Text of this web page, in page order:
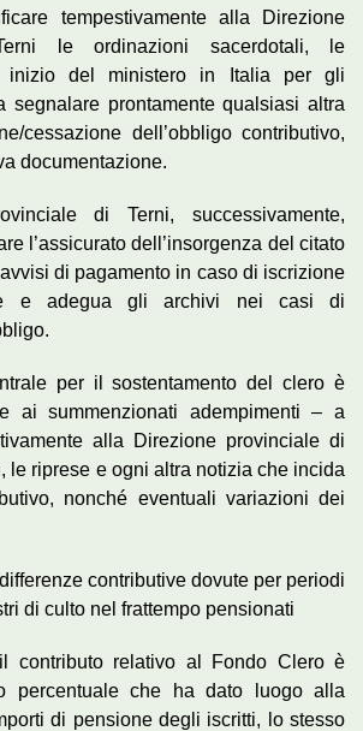
tempestivamente alla Direzione
le ordinazioni sacerdotali, le
inizio del ministero in Italia per gli
segnalare prontamente qualsiasi altra
cessazione dell’obbligo contributivo,
documentazione.
di Terni, successivamente,
l’assicurato dell’insorgenza del citato
di pagamento in caso di iscrizione
e adegua gli archivi nei casi di
per il sostentamento del clero è
ai summenzionati adempimenti – a
alla Direzione provinciale di
le riprese e ogni altra notizia che incida
nonché eventuali variazioni dei
contributive dovute per periodi
di culto nel frattempo pensionati
contributo relativo al Fondo Clero è
percentuale che ha dato luogo alla
di pensione degli iscritti, lo stesso